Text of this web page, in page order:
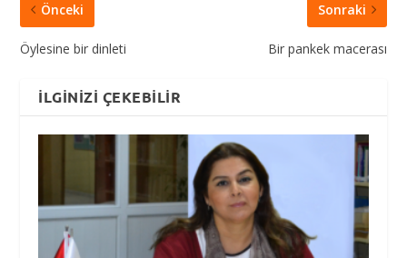
Önceki
Öylesine bir dinleti
Sonraki
Bir pankek macerası
İLGINIZI ÇEKEBILIR